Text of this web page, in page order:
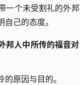
一个未受割礼的外
己的态度。
邦人中所传的福音
原因与目的。